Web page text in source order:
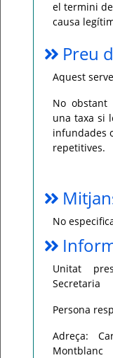
el termini
causa
Preu
Aquest
No obstant
una taxa si
infundades
repetitives.
No
Unitat
Secretaria
Persona
Adreça:
Montblanc